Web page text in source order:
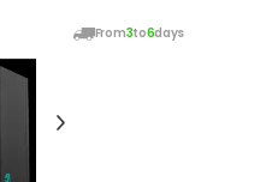
From3to6days